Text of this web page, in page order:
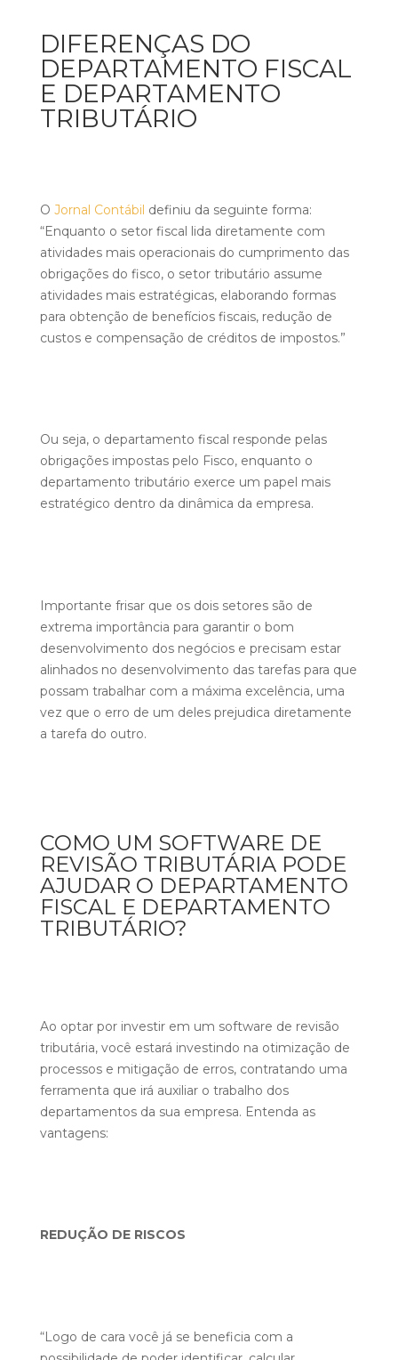
DIFERENÇAS DO
DEPARTAMENTO FISCAL
E DEPARTAMENTO
TRIBUTÁRIO
O Jornal Contábil definiu da seguinte forma:
“Enquanto o setor fiscal lida diretamente com
atividades mais operacionais do cumprimento das
obrigações do fisco, o setor tributário assume
atividades mais estratégicas, elaborando formas
para obtenção de benefícios fiscais, redução de
custos e compensação de créditos de impostos.”
Ou seja, o departamento fiscal responde pelas
obrigações impostas pelo Fisco, enquanto o
departamento tributário exerce um papel mais
estratégico dentro da dinâmica da empresa.
Importante frisar que os dois setores são de
extrema importância para garantir o bom
desenvolvimento dos negócios e precisam estar
alinhados no desenvolvimento das tarefas para que
possam trabalhar com a máxima excelência, uma
vez que o erro de um deles prejudica diretamente
a tarefa do outro.
COMO UM SOFTWARE DE
REVISÃO TRIBUTÁRIA PODE
AJUDAR O DEPARTAMENTO
FISCAL E DEPARTAMENTO
TRIBUTÁRIO?
Ao optar por investir em um software de revisão
tributária, você estará investindo na otimização de
processos e mitigação de erros, contratando uma
ferramenta que irá auxiliar o trabalho dos
departamentos da sua empresa. Entenda as
vantagens:
REDUÇÃO DE RISCOS
“Logo de cara você já se beneficia com a